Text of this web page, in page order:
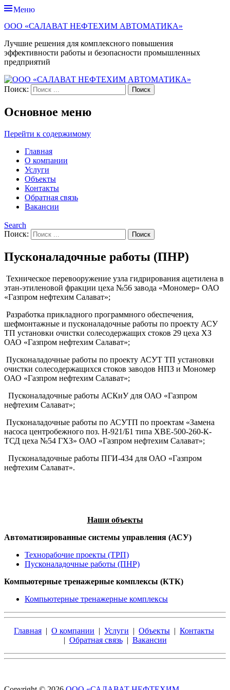
Меню
ООО «САЛАВАТ НЕФТЕХИМ АВТОМАТИКА»
Лучшие решения для комплексного повышения
эффективности работы и безопасности промышленных
предприятий
Поиск:
Основное меню
Перейти к содержимому
Главная
О компании
Услуги
Объекты
Контакты
Обратная связь
Вакансии
Search
Поиск:
Пусконаладочные работы (ПНР)
Техническое перевооружение узла гидрирования ацетилена в
этан-этиленовой фракции цеха №56 завода «Мономер» ОАО
«Газпром нефтехим Салават»;
Разработка прикладного программного обеспечения,
шефмонтажные и пусконаладочные работы по проекту АСУ
ТП установки очистки солесодержащих стоков 29 цеха ХЗ
ОАО «Газпром нефтехим Салават»;
Пусконаладочные работы по проекту АСУТ ТП установки
очистки солесодержащихся стоков заводов НПЗ и Мономер
ОАО «Газпром нефтехим Салават»;
Пусконаладочные работы АСКиУ для ОАО «Газпром
нефтехим Салават»;
Пусконаладочные работы по АСУТП по проектам «Замена
насоса центробежного поз. Н-921/Б1 типа ХВЕ-500-260-К-
ТСД цеха №54 ГХЗ» ОАО «Газпром нефтехим Салават»;
Пусконаладочные работы ПГИ-434 для ОАО «Газпром
нефтехим Салават».
Наши объекты
Автоматизированные системы управления (АСУ)
Технорабочие проекты (ТРП)
Пусконаладочные работы (ПНР)
Компьютерные тренажерные комплексы (КТК)
Компьютерные тренажерные комплексы
Главная | О компании | Услуги | Объекты | Контакты
| Обратная связь| Вакансии